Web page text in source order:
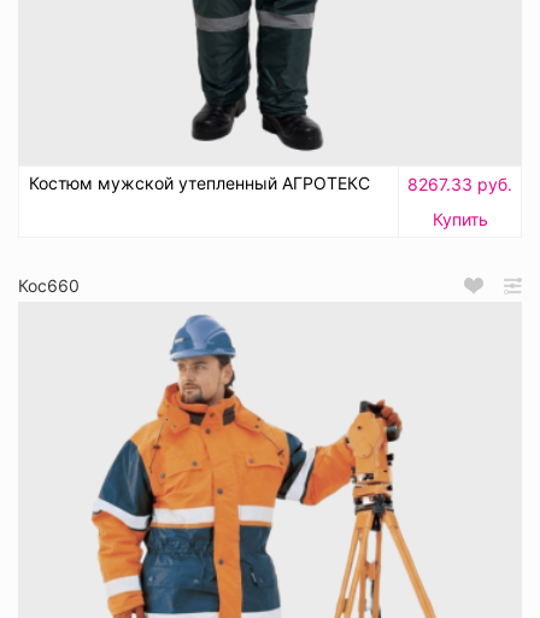
Костюм мужской утепленный АГРОТЕКС
8267.33 руб.
Купить
Кос660